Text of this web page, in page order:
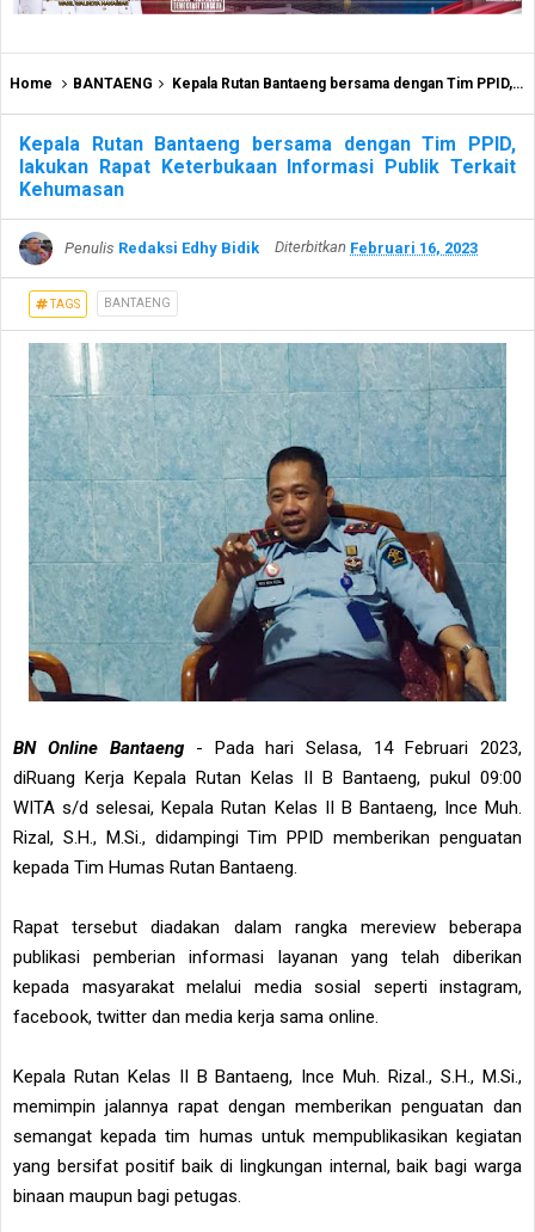
Home BANTAENG Kepala Rutan Bantaeng bersama dengan Tim PPID, lakukan Rapat Keterbukaan Informasi Publik Terkait Kehumasan
Kepala Rutan Bantaeng bersama dengan Tim PPID,
lakukan Rapat Keterbukaan Informasi Publik Terkait
Kehumasan
Penulis Redaksi Edhy Bidik Diterbitkan Februari 16, 2023
TAGS BANTAENG
BN Online Bantaeng- Pada hari Selasa, 14 Februari 2023,
diRuang Kerja Kepala Rutan Kelas II B Bantaeng, pukul 09:00
WITA s/d selesai, Kepala Rutan Kelas II B Bantaeng, Ince Muh.
Rizal, S.H., M.Si., didampingi Tim PPID memberikan penguatan
kepada Tim Humas Rutan Bantaeng.
Rapat tersebut diadakan dalam rangka mereview beberapa
publikasi pemberian informasi layanan yang telah diberikan
kepada masyarakat melalui media sosial seperti instagram,
facebook, twitter dan media kerja sama online.
Kepala Rutan Kelas II B Bantaeng, Ince Muh. Rizal., S.H., M.Si.,
memimpin jalannya rapat dengan memberikan penguatan dan
semangat kepada tim humas untuk mempublikasikan kegiatan
yang bersifat positif baik di lingkungan internal, baik bagi warga
binaan maupun bagi petugas.